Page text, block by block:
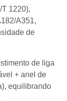
1220),
A351,
de
de liga
+ anel de
equilibrando